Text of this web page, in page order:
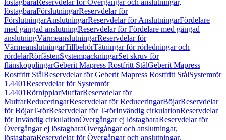
löstagbaraReservdelar för Övergångar och anslutningar,
löstagbaraFörslutningarReservdelar för
FörslutningarAnslutningarReservdelar för AnslutningarFördelare
med gängad anslutningReservdelar för Fördelare med gängad
anslutningVärmeanslutningarReservdelar för
VärmeanslutningarTillbehörTätningar för rörledningar och
rördelarRörfästenSystempackningarSet skruv för
flänskopplingarGeberit Mapress Rostfritt StålGeberit Mapress
Rostfritt StålReservdelar för Geberit Mapress Rostfritt StålSystemrör
1.4401Reservdelar för Systemrör
1.4401RörnipplarMuffarReservdelar för
MuffarReduceringarReservdelar för ReduceringarBöjarReservdelar
för BöjarT-rörReservdelar för T-rörInvändig cirkulationReservdelar
för Invändig cirkulationÖvergångar ej löstagbaraReservdelar för
Övergångar ej löstagbaraÖvergångar och anslutningar,
löstagbaraReservdelar för Övergångar och anslutningar,